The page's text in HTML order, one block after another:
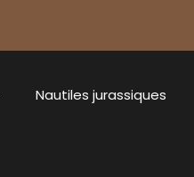
Nautiles jurassiques